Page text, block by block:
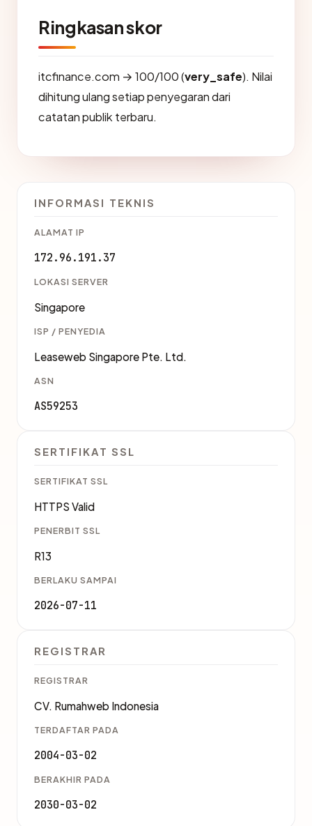
Ringkasan skor
itcfinance.com → 100/100 (very_safe). Nilai
dihitung ulang setiap penyegaran dari
catatan publik terbaru.
INFORMASI TEKNIS
ALAMAT IP
172.96.191.37
LOKASI SERVER
Singapore
ISP / PENYEDIA
Leaseweb Singapore Pte. Ltd.
ASN
AS59253
SERTIFIKAT SSL
SERTIFIKAT SSL
HTTPS Valid
PENERBIT SSL
R13
BERLAKU SAMPAI
2026-07-11
REGISTRAR
REGISTRAR
CV. Rumahweb Indonesia
TERDAFTAR PADA
2004-03-02
BERAKHIR PADA
2030-03-02